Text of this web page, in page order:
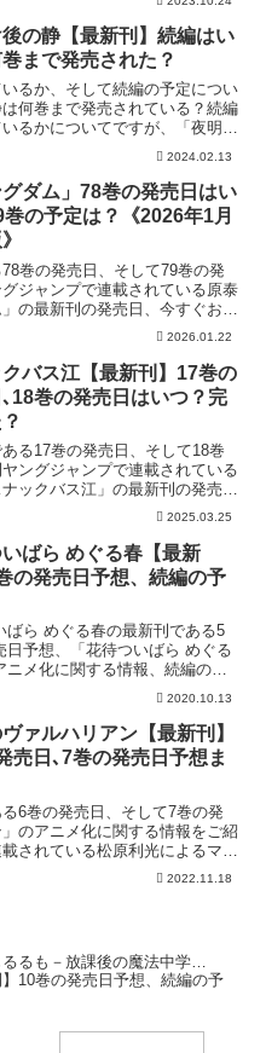
の静【最新刊】続編はい
まで発売された？
るか、そして続編の予定につい
何巻まで発売されている？続編
るかについてですが、「夜明け
す。となりのヤングジ...2024.02.13
グダム」78巻の発売日はい
の予定は？《2026年1月
巻の発売日、そして79巻の発
ジャンプで連載されている原泰
の最新刊の発売日、今すぐお得
を今すぐ読む！無料...2026.01.22
クバス江【最新刊】17巻の
18巻の発売日はいつ？完
る17巻の発売日、そして18巻
ングジャンプで連載されている
ックバス江」の最新刊の発売日
17巻の発売日はいつ... 2025.03.25
ばら めぐる春【最新
の発売日予想、続編の予
ばら めぐる春の最新刊である5
日予想、「花待ついばら めぐる
ニメ化に関する情報、続編の予
ご紹介します。週刊ヤングジャ
載されていたスガワラエスコに
ガ「花待ついばら めぐる春」の
発売日はこ...
2020.10.13
ァルハリアン【最新刊】
売日､7巻の発売日予想ま
6巻の発売日、そして7巻の発
のアニメ化に関する情報をご紹
されている松原利光によるマン
の発売日はこちら！漫...2022.11.18
るるも－放課後の魔法中学…
】10巻の発売日予想、続編の予